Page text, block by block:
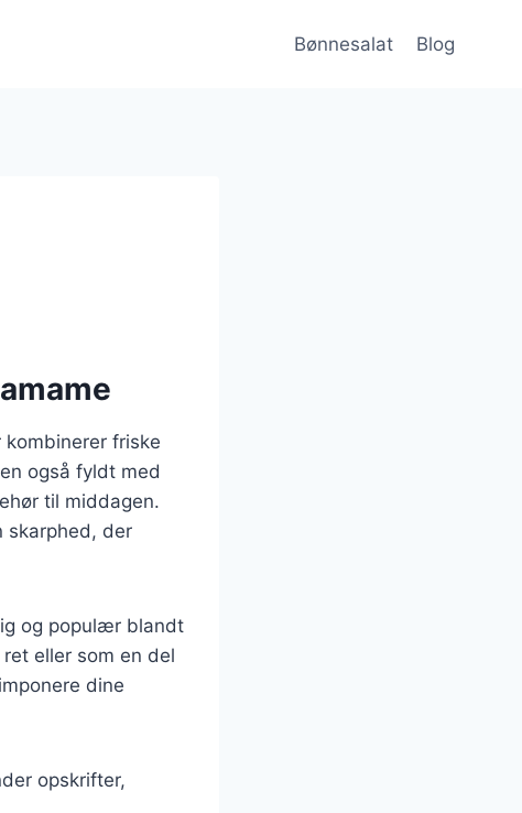
Bønnesalat Blog
friske
også fyldt med
til middagen.
skarphed, der
og populær blandt
eller som en del
dine
opskrifter,